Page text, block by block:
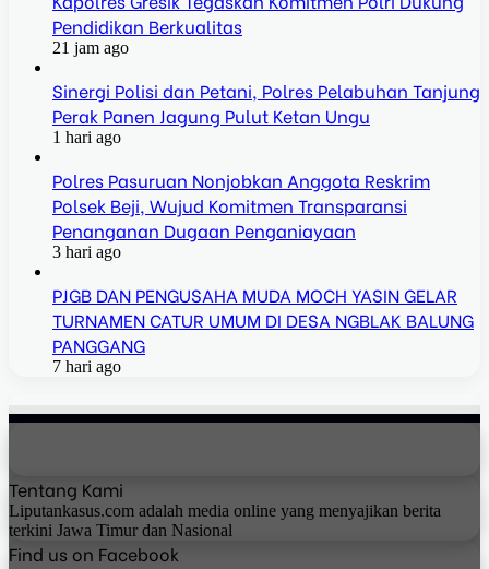
Pendidikan Berkualitas
21 jam ago
Sinergi Polisi dan Petani, Polres Pelabuhan Tanjung
Perak Panen Jagung Pulut Ketan Ungu
1 hari ago
Polres Pasuruan Nonjobkan Anggota Reskrim
Polsek Beji, Wujud Komitmen Transparansi
Penanganan Dugaan Penganiayaan
3 hari ago
PJGB DAN PENGUSAHA MUDA MOCH YASIN GELAR
TURNAMEN CATUR UMUM DI DESA NGBLAK BALUNG
PANGGANG
7 hari ago
Tentang Kami
Liputankasus.com adalah media online yang menyajikan berita
terkini Jawa Timur dan Nasional
Find us on Facebook